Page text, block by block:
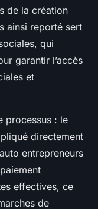
de la création
ainsi reporté sert
qui
garantir l’accès
et
processus : le
directement
entrepreneurs
effectives, ce
de